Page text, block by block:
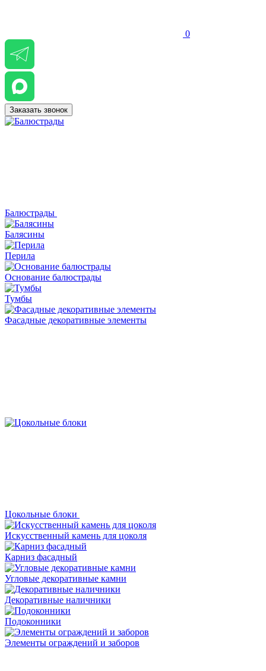
0
Заказать звонок
Балюстрады
Балясины
Перила
Основание балюстрады
Тумбы
Фасадные декоративные элементы
Цокольные блоки
Искусственный камень для цоколя
Карниз фасадный
Угловые декоративные камни
Декоративные наличники
Подоконники
Элементы ограждений и заборов